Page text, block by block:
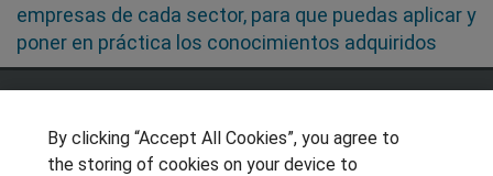
empresas de cada sector, para que puedas aplicar y
poner en práctica los conocimientos adquiridos
By clicking “Accept All Cookies”, you agree to
the storing of cookies on your device to